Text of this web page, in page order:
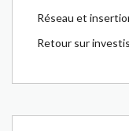
Réseau et
Retour sur